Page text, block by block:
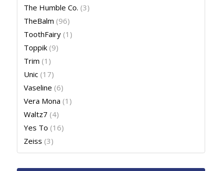
The Humble Co. (3)
TheBalm (96)
ToothFairy (1)
Toppik (9)
Trim (1)
Unic (17)
Vaseline (6)
Vera Mona (1)
Waltz7 (4)
Yes To (16)
Zeiss (3)